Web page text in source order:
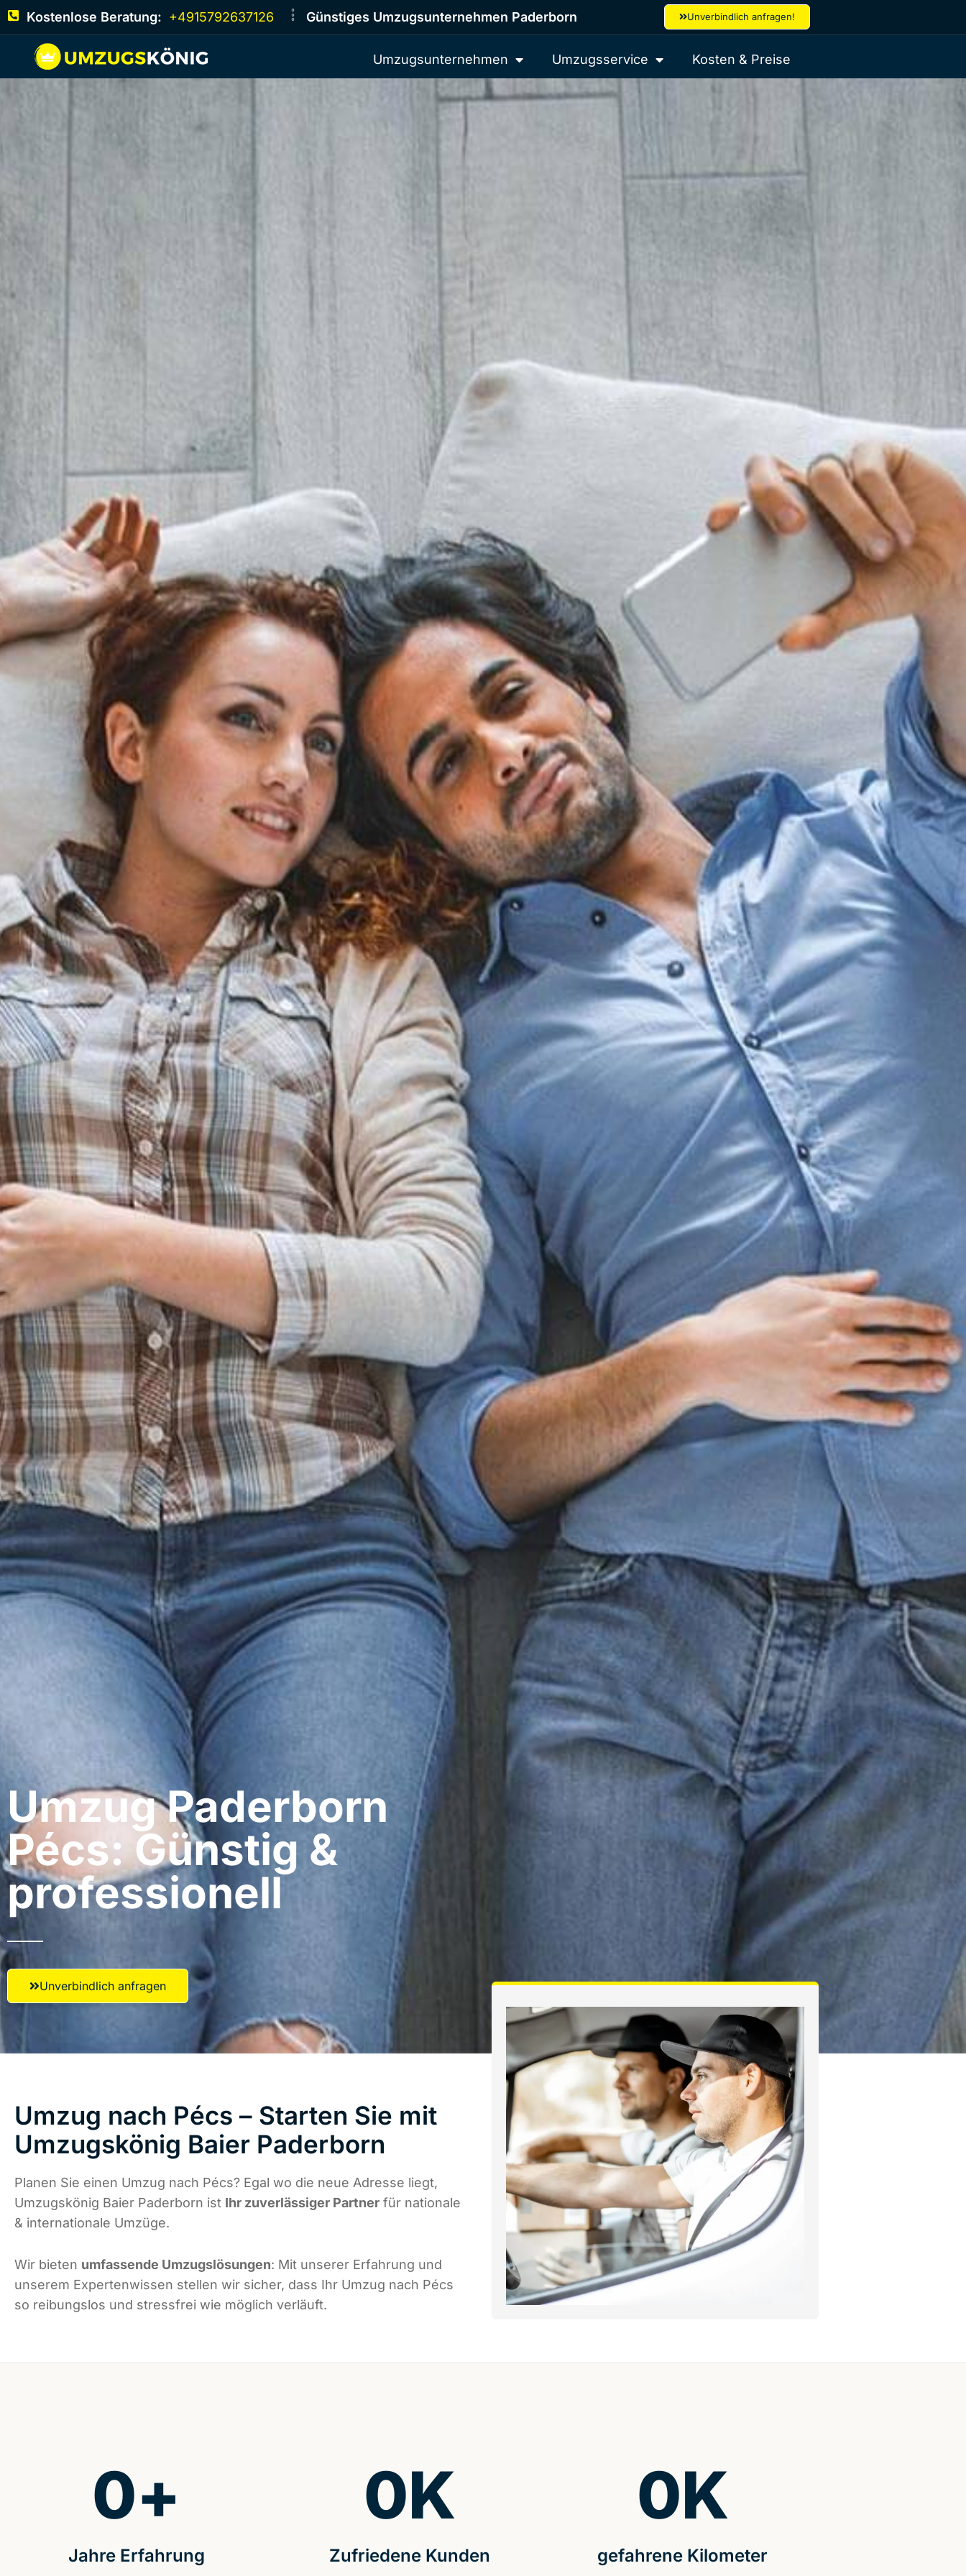
Kostenlose Beratung: +4915792637126 Günstiges Umzugsunternehmen Paderborn Unverbindlich anfragen!
Umzugsunternehmen Umzugsservice Kosten & Preise
Umzug Paderborn​
Pécs: Günstig &
professionell​
Unverbindlich anfragen
Umzug nach Pécs – Starten Sie mit
Umzugskönig Baier Paderborn
Planen Sie einen Umzug nach Pécs? Egal wo die neue Adresse liegt,
Umzugskönig Baier Paderborn ist Ihr zuverlässiger Partner für nationale
& internationale Umzüge.
Wir bieten umfassende Umzugslösungen: Mit unserer Erfahrung und
unserem Expertenwissen stellen wir sicher, dass Ihr Umzug nach Pécs
so reibungslos und stressfrei wie möglich verläuft.
Jahre Erfahrung
0+
Zufriedene Kunden
0K
gefahrene Kilometer
0K